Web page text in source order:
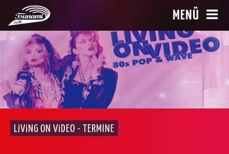
MENÜ
LiViNG ON ViDEO - TERMINE